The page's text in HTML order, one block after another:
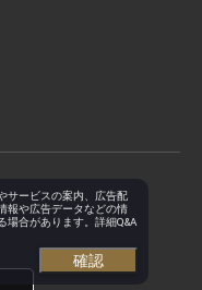
サービスの案内、広告配
報や広告データなどの情
場合があります。詳細Q&A
確認